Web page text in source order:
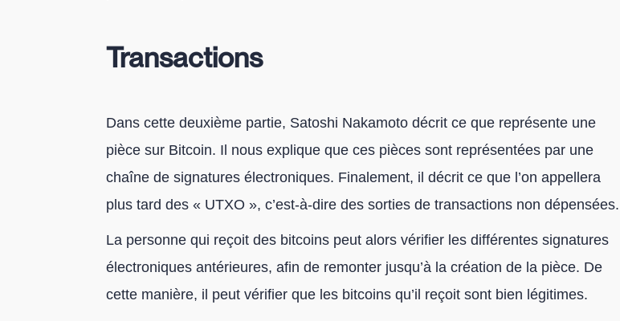
Transactions
Dans cette deuxième partie, Satoshi Nakamoto décrit ce que représente une
pièce sur Bitcoin. Il nous explique que ces pièces sont représentées par une
chaîne de signatures électroniques. Finalement, il décrit ce que l’on appellera
plus tard des « UTXO », c’est-à-dire des sorties de transactions non dépensées.
La personne qui reçoit des bitcoins peut alors vérifier les différentes signatures
électroniques antérieures, afin de remonter jusqu’à la création de la pièce. De
cette manière, il peut vérifier que les bitcoins qu’il reçoit sont bien légitimes.